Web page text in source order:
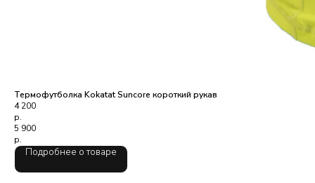
Термофутболка Kokatat Suncore короткий рукав
4 200
р.
5 900
р.
Подробнее о товаре